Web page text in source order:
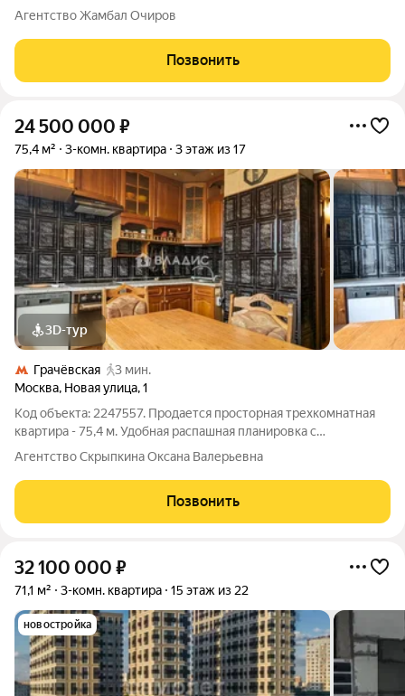
продаже превосходную трехкомнатную квартиру площадью
92,1 м в новом 35-этажном жилом комплексе, сданном в
эксплуатацию в 2021 году. Объект
Агентство Жамбал Очиров
Позвонить
24 500 000 ₽
75,4 м² 3-комн. квартира 3 этаж из 17
3D-тур
Грачёвская
3 мин.
Москва, Новая улица,1
Код объекта: 2247557. Продается просторная трехкомнатная
квартира - 75,4 м. Удобная распашная планировка с
изолированными комнатами 13+15+18.4 м. Большая кухня 10.2
м Два застекленных балкона (4.6м+1.8м) Просторный холл 7.3
м, коридор 6.1м Ванная
Агентство Скрыпкина Оксана Валерьевна
Позвонить
32 100 000 ₽
71,1 м² 3-комн. квартира 15 этаж из 22
новостройка